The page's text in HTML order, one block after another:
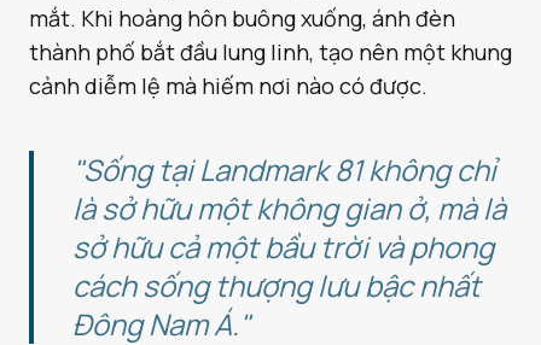
mắt. Khi hoàng hôn buông xuống, ánh đèn
thành phố bắt đầu lung linh, tạo nên một khung
cảnh diễm lệ mà hiếm nơi nào có được.
"Sống tại Landmark 81 không chỉ
là sở hữu một không gian ở, mà là
sở hữu cả một bầu trời và phong
cách sống thượng lưu bậc nhất
Đông Nam Á."